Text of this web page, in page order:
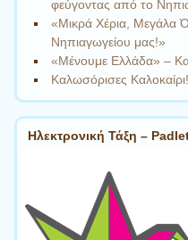
φεύγοντας από το
«Μικρά Χέρια, Μεγάλα
Νηπιαγωγείου μας!»
«Μένουμε Ελλάδα» –
Καλωσόρισες Καλοκαίρι!
Ηλεκτρονική Τάξη –